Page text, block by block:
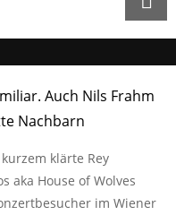
Auch Nils Frahm
Nachbarn
klärte Rey
aka House of Wolves
im Wiener